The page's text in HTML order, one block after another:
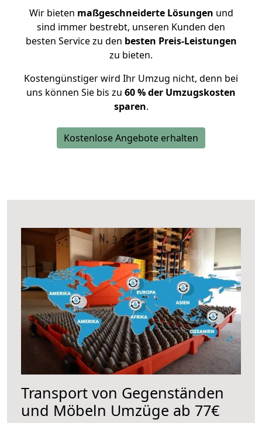
Wir bieten maßgeschneiderte Lösungen und
sind immer bestrebt, unseren Kunden den
besten Service zu den besten Preis-Leistungen
zu bieten.
Kostengünstiger wird Ihr Umzug nicht, denn bei
uns können Sie bis zu 60 % der Umzugskosten
sparen.
Kostenlose Angebote erhalten
Transport von Gegenständen
und Möbeln Umzüge ab 77€